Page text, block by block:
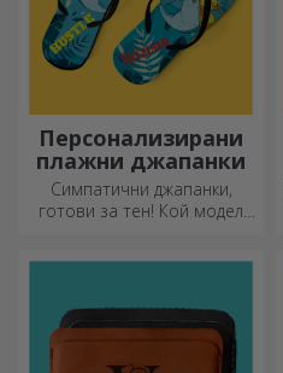
Персонализирани
плажни джапанки
Симпатични джапанки,
готови за тен! Кой модел